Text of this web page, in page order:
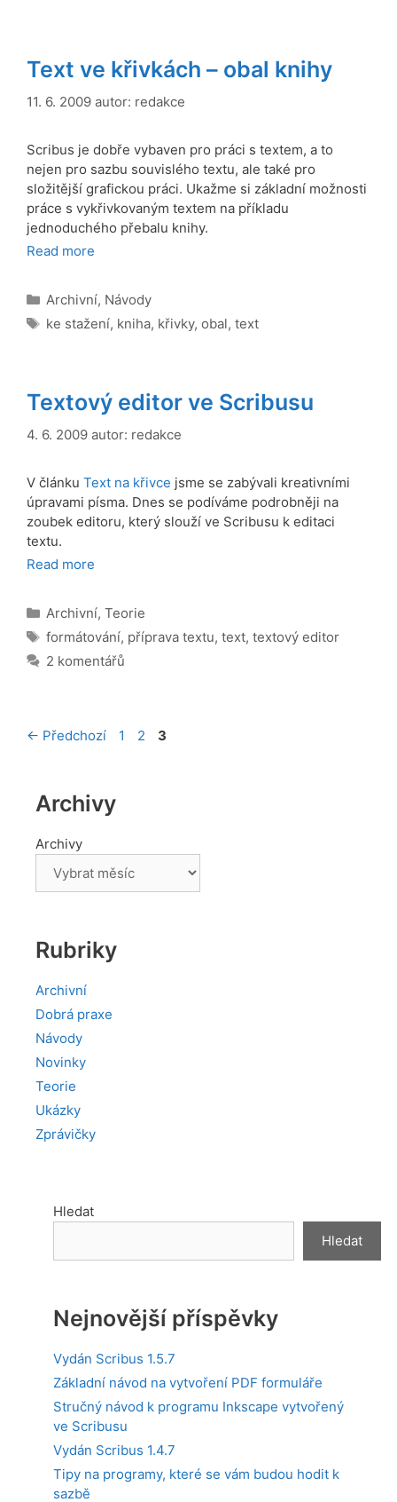
Text ve křivkách – obal knihy
11. 6. 2009 autor: redakce
Scribus je dobře vybaven pro práci s textem, a to
nejen pro sazbu souvislého textu, ale také pro
složitější grafickou práci. Ukažme si základní možnosti
práce s vykřivkovaným textem na příkladu
jednoduchého přebalu knihy.
Read more
Rubriky
Archivní, Návody
Štítky
ke stažení, kniha, křivky, obal, text
Textový editor ve Scribusu
4. 6. 2009 autor: redakce
V článku Text na křivce jsme se zabývali kreativními
úpravami písma. Dnes se podíváme podrobněji na
zoubek editoru, který slouží ve Scribusu k editaci
textu.
Read more
Rubriky
Archivní, Teorie
Štítky
formátování, příprava textu, text, textový editor
2 komentářů
← Předchozí Stránka
1 Stránka
2 Stránka
3
Archivy
Archivy
Rubriky
Archivní
Dobrá praxe
Návody
Novinky
Teorie
Ukázky
Zprávičky
Hledat
Hledat
Nejnovější příspěvky
Vydán Scribus 1.5.7
Základní návod na vytvoření PDF formuláře
Stručný návod k programu Inkscape vytvořený
ve Scribusu
Vydán Scribus 1.4.7
Tipy na programy, které se vám budou hodit k
sazbě